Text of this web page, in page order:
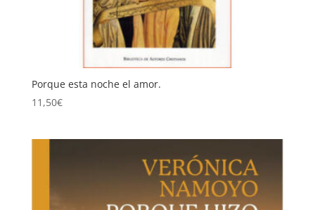
Porque esta noche el amor.
11,50€